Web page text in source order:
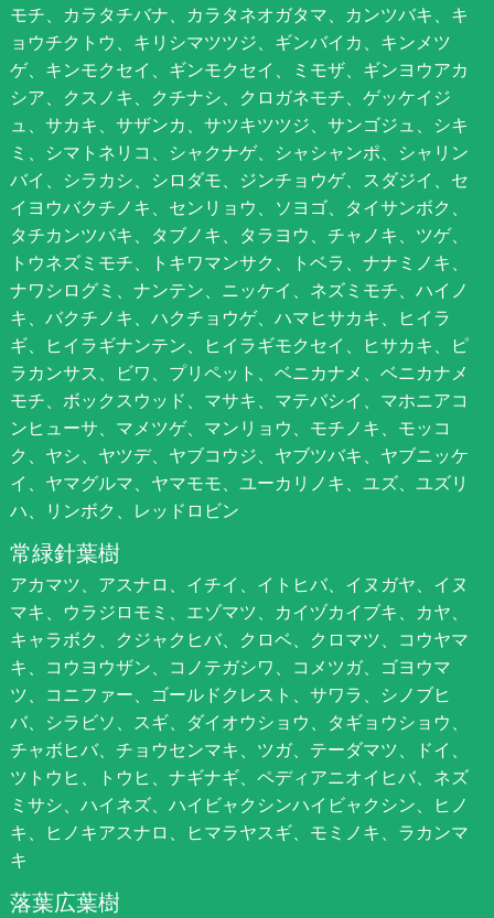
モチ、カラタチバナ、カラタネオガタマ、カンツバキ、キ
ョウチクトウ、キリシマツツジ、ギンバイカ、キンメツ
ゲ、キンモクセイ、ギンモクセイ、ミモザ、ギンヨウアカ
シア、クスノキ、クチナシ、クロガネモチ、ゲッケイジ
ュ、サカキ、サザンカ、サツキツツジ、サンゴジュ、シキ
ミ、シマトネリコ、シャクナゲ、シャシャンポ、シャリン
バイ、シラカシ、シロダモ、ジンチョウゲ、スダジイ、セ
イヨウバクチノキ、センリョウ、ソヨゴ、タイサンボク、
タチカンツバキ、タブノキ、タラヨウ、チャノキ、ツゲ、
トウネズミモチ、トキワマンサク、トベラ、ナナミノキ、
ナワシログミ、ナンテン、ニッケイ、ネズミモチ、ハイノ
キ、バクチノキ、ハクチョウゲ、ハマヒサカキ、ヒイラ
ギ、ヒイラギナンテン、ヒイラギモクセイ、ヒサカキ、ピ
ラカンサス、ビワ、プリペット、ベニカナメ、ベニカナメ
モチ、ボックスウッド、マサキ、マテバシイ、マホニアコ
ンヒューサ、マメツゲ、マンリョウ、モチノキ、モッコ
ク、ヤシ、ヤツデ、ヤブコウジ、ヤブツバキ、ヤブニッケ
イ、ヤマグルマ、ヤマモモ、ユーカリノキ、ユズ、ユズリ
ハ、リンボク、レッドロビン
常緑針葉樹
アカマツ、アスナロ、イチイ、イトヒバ、イヌガヤ、イヌ
マキ、ウラジロモミ、エゾマツ、カイヅカイブキ、カヤ、
キャラボク、クジャクヒバ、クロベ、クロマツ、コウヤマ
キ、コウヨウザン、コノテガシワ、コメツガ、ゴヨウマ
ツ、コニファー、ゴールドクレスト、サワラ、シノブヒ
バ、シラビソ、スギ、ダイオウショウ、タギョウショウ、
チャボヒバ、チョウセンマキ、ツガ、テーダマツ、ドイ、
ツトウヒ、トウヒ、ナギナギ、ペディアニオイヒバ、ネズ
ミサシ、ハイネズ、ハイビャクシンハイビャクシン、ヒノ
キ、ヒノキアスナロ、ヒマラヤスギ、モミノキ、ラカンマ
キ
落葉広葉樹